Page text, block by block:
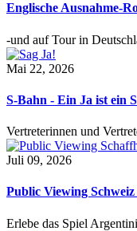
Englische Ausnahme-
-und auf Tour in
Mai 22, 2026
S-Bahn - Ein Ja ist ein
Vertreterinnen und
Juli 09, 2026
Public Viewing
Erlebe das Spiel